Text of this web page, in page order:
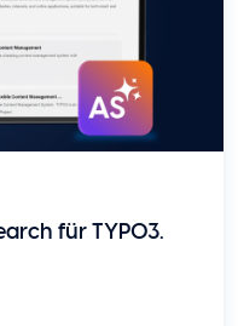
für TYPO3.